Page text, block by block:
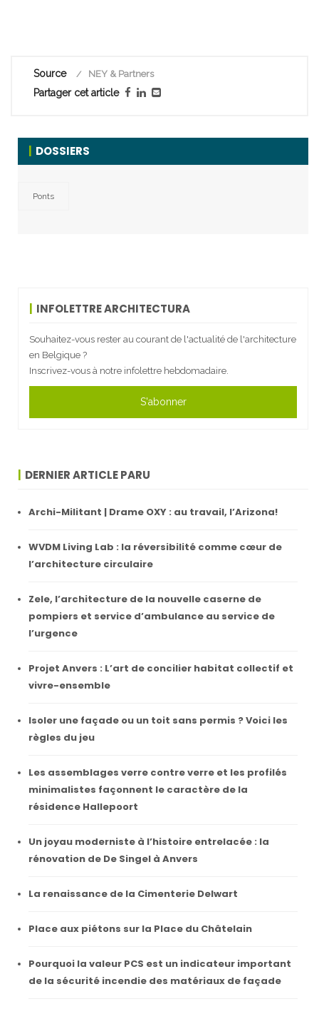
Source NEY & Partners
Partager cet article
DOSSIERS
Ponts
INFOLETTRE ARCHITECTURA
Souhaitez-vous rester au courant de l'actualité de l'architecture
en Belgique ?
Inscrivez-vous à notre infolettre hebdomadaire.
S'abonner
DERNIER ARTICLE PARU
Archi-Militant | Drame OXY : au travail, l’Arizona!
WVDM Living Lab : la réversibilité comme cœur de
l’architecture circulaire
Zele, l’architecture de la nouvelle caserne de
pompiers et service d’ambulance au service de
l’urgence
Projet Anvers : L’art de concilier habitat collectif et
vivre-ensemble
Isoler une façade ou un toit sans permis ? Voici les
règles du jeu
Les assemblages verre contre verre et les profilés
minimalistes façonnent le caractère de la
résidence Hallepoort
Un joyau moderniste à l’histoire entrelacée : la
rénovation de De Singel à Anvers
La renaissance de la Cimenterie Delwart
Place aux piétons sur la Place du Châtelain
Pourquoi la valeur PCS est un indicateur important
de la sécurité incendie des matériaux de façade